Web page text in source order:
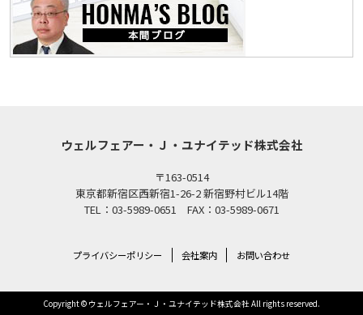
ウェルフェアー・Ｊ・ユナイテッド株式会社
〒163-0514
東京都新宿区西新宿1-26-2 新宿野村ビル14階
TEL：03-5989-0651 FAX：03-5989-0671
プライバシーポリシー 会社案内 お問い合わせ
Copyright © ウェルフェアー・Ｊ・ユナイテッド株式会社 All rights reserved.